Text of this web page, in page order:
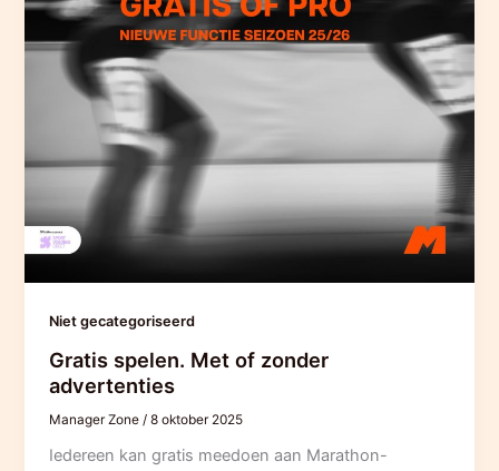
Niet gecategoriseerd
Gratis spelen. Met of zonder
advertenties
Manager Zone /8 oktober 2025
Iedereen kan gratis meedoen aan Marathon-